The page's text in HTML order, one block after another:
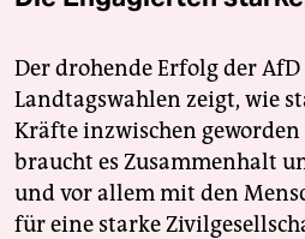
Der drohende Erfolg der
Landtagswahlen zeigt, wie
Kräfte inzwischen geworden
braucht es Zusammenhalt
und vor allem mit den
für eine starke